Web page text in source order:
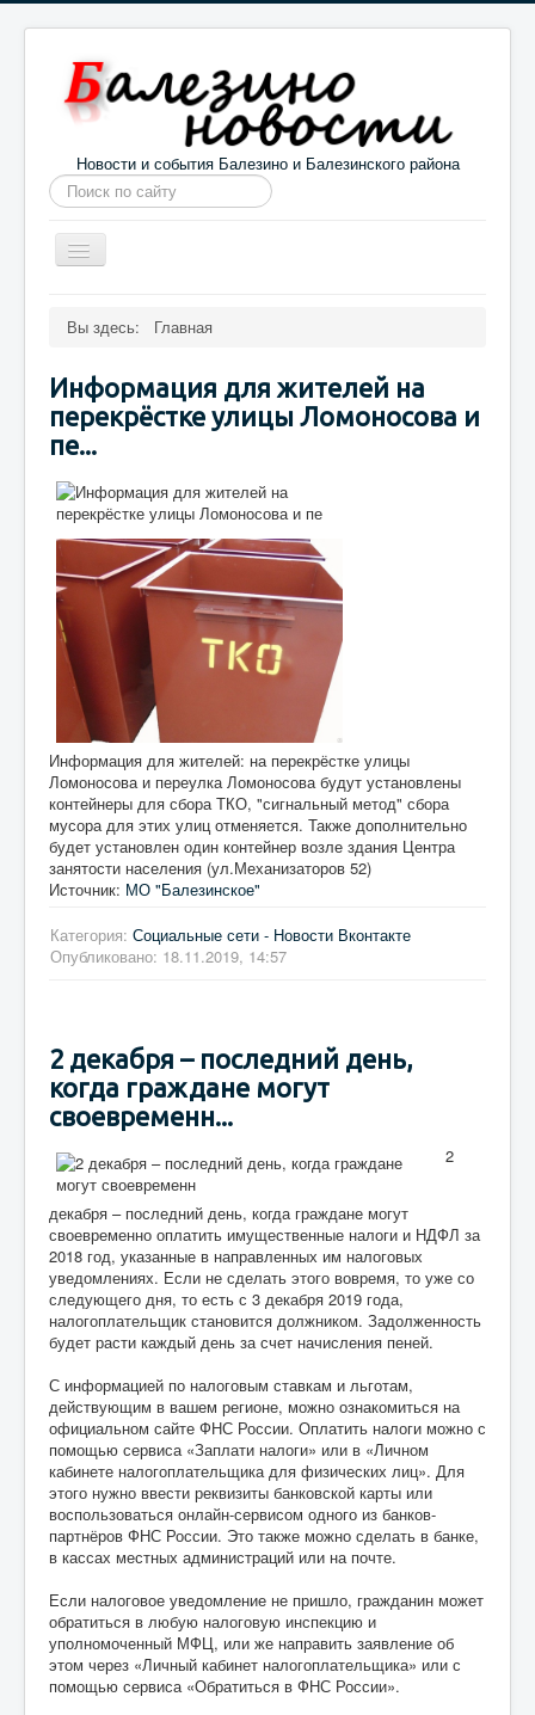
Новости и события Балезино и Балезинского района
Искать...
Toggle
Navigation
Вы здесь: Главная
Информация для жителей на
перекрёстке улицы Ломоносова и
пе...
Информация для жителей: на перекрёстке улицы
Ломоносова и переулка Ломоносова будут установлены
контейнеры для сбора ТКО, "сигнальный метод" сбора
мусора для этих улиц отменяется. Также дополнительно
будет установлен один контейнер возле здания Центра
занятости населения (ул.Механизаторов 52)
Источник: МО "Балезинское"
Категория: Социальные сети - Новости Вконтакте
Опубликовано: 18.11.2019, 14:57
2 декабря – последний день,
когда граждане могут
своевременн...
2
декабря – последний день, когда граждане могут
своевременно оплатить имущественные налоги и НДФЛ за
2018 год, указанные в направленных им налоговых
уведомлениях. Если не сделать этого вовремя, то уже со
следующего дня, то есть с 3 декабря 2019 года,
налогоплательщик становится должником. Задолженность
будет расти каждый день за счет начисления пеней.
С информацией по налоговым ставкам и льготам,
действующим в вашем регионе, можно ознакомиться на
официальном сайте ФНС России. Оплатить налоги можно с
помощью сервиса «Заплати налоги» или в «Личном
кабинете налогоплательщика для физических лиц». Для
этого нужно ввести реквизиты банковской карты или
воспользоваться онлайн-сервисом одного из банков-
партнёров ФНС России. Это также можно сделать в банке,
в кассах местных администраций или на почте.
Если налоговое уведомление не пришло, гражданин может
обратиться в любую налоговую инспекцию и
уполномоченный МФЦ, или же направить заявление об
этом через «Личный кабинет налогоплательщика» или с
помощью сервиса «Обратиться в ФНС России».